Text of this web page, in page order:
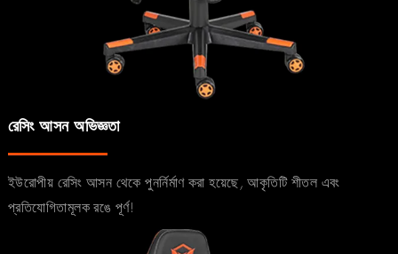
রেসিং আসন অভিজ্ঞতা
ইউরোপীয় রেসিং আসন থেকে পুনর্নির্মাণ করা হয়েছে, আকৃতিটি শীতল এবং
প্রতিযোগিতামূলক রঙে পূর্ণ!